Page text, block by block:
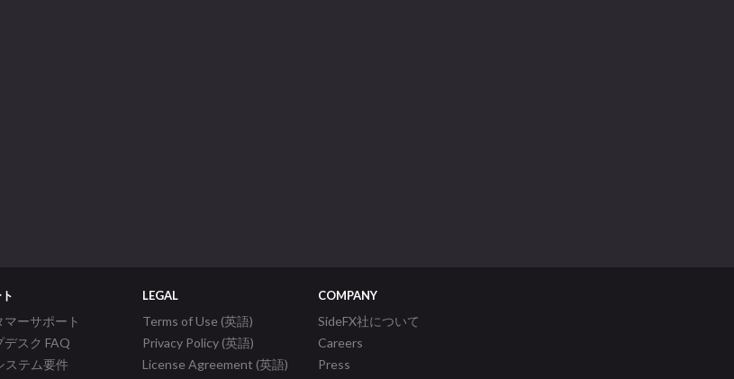
マーサポート
デスク FAQ
ステム要件
LEGAL
Terms of Use (英語)
Privacy Policy (英語)
License Agreement (英語)
COMPANY
SideFX社について
Careers
Press